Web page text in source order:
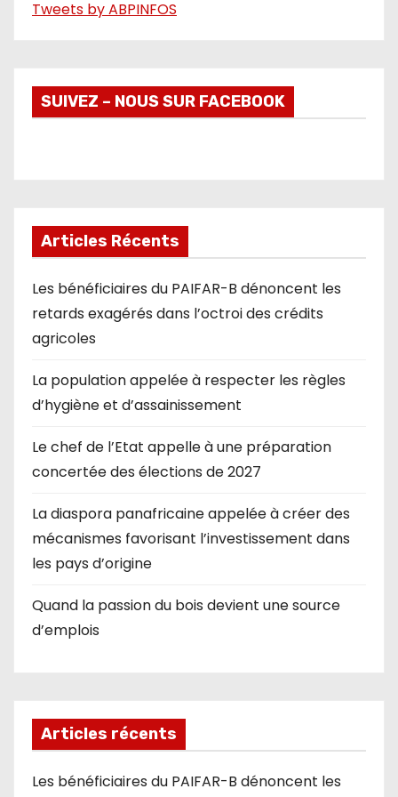
Tweets by ABPINFOS
SUIVEZ – NOUS SUR FACEBOOK
Articles Récents
Les bénéficiaires du PAIFAR-B dénoncent les
retards exagérés dans l’octroi des crédits
agricoles
La population appelée à respecter les règles
d’hygiène et d’assainissement
Le chef de l’Etat appelle à une préparation
concertée des élections de 2027
La diaspora panafricaine appelée à créer des
mécanismes favorisant l’investissement dans
les pays d’origine
Quand la passion du bois devient une source
d’emplois
Articles récents
Les bénéficiaires du PAIFAR-B dénoncent les